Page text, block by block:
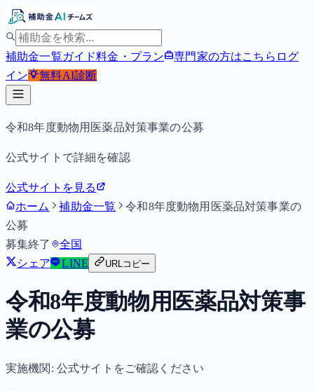
補助金一覧ガイド料金・プラン 専門家の方はこちら ログ
イン
無料AI診断
令和8年度動物用医薬品対策事業の公募
公式サイトで詳細を確認
公式サイトを見る
ホーム
補助金一覧
令和8年度動物用医薬品対策事業の
公募
募集終了
全国
シェア
LINE URLコピー
令和8年度動物用医薬品対策事
業の公募
実施機関: 公式サイトをご確認ください